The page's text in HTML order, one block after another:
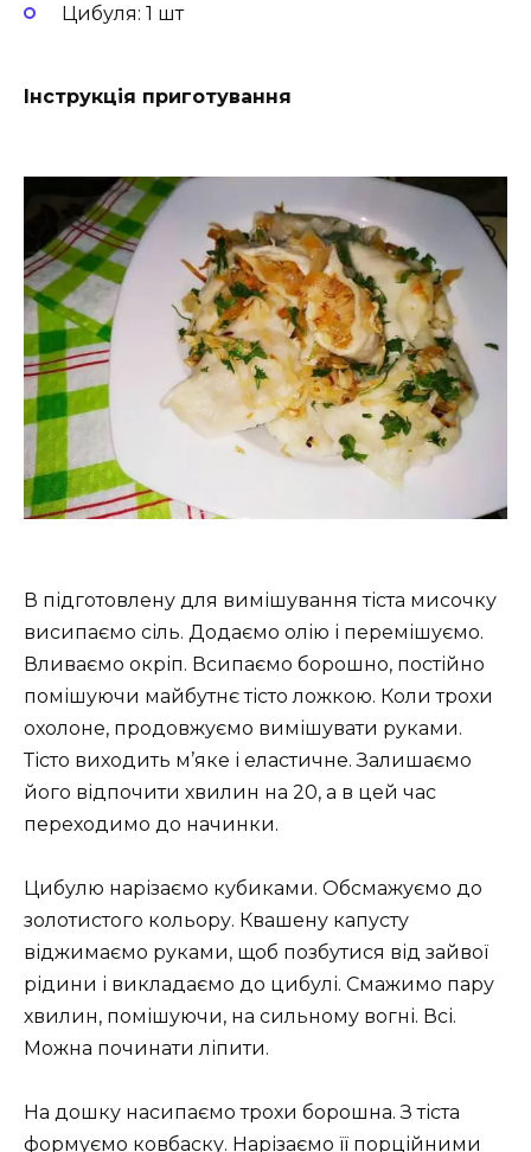
Цибуля: 1 шт
Інструкція приготування
В підготовлену для вимішування тіста мисочку
висипаємо сіль. Додаємо олію і перемішуємо.
Вливаємо окріп. Всипаємо борошно, постійно
помішуючи майбутнє тісто ложкою. Коли трохи
охолоне, продовжуємо вимішувати руками.
Тісто виходить м’яке і еластичне. Залишаємо
його відпочити хвилин на 20, а в цей час
переходимо до начинки.
Цибулю нарізаємо кубиками. Обсмажуємо до
золотистого кольору. Квашену капусту
віджимаємо руками, щоб позбутися від зайвої
рідини і викладаємо до цибулі. Смажимо пару
хвилин, помішуючи, на сильному вогні. Всі.
Можна починати ліпити.
На дошку насипаємо трохи борошна. З тіста
формуємо ковбаску. Нарізаємо її порційними